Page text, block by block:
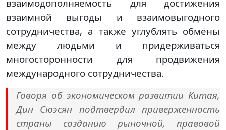
взаимодополняемость для достижения
взаимной выгоды и взаимовыгодного
сотрудничества, а также углублять обмены
между людьми и придерживаться
многосторонности для продвижения
международного сотрудничества.
Говоря об экономическом развитии Китая,
Дин Сюэсян подтвердил приверженность
страны созданию рыночной, правовой